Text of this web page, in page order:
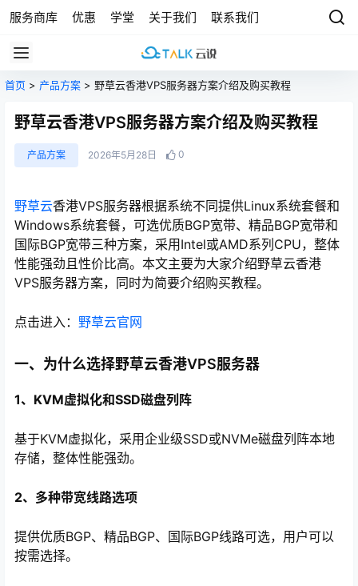
服务商库 优惠 学堂 关于我们 联系我们
首页 > 产品方案 > 野草云香港VPS服务器方案介绍及购买教程
野草云香港VPS服务器方案介绍及购买教程
产品方案 2026年5月28日 0
野草云香港VPS服务器根据系统不同提供Linux系统套餐和
Windows系统套餐，可选优质BGP宽带、精品BGP宽带和
国际BGP宽带三种方案，采用Intel或AMD系列CPU，整体
性能强劲且性价比高。本文主要为大家介绍野草云香港
VPS服务器方案，同时为简要介绍购买教程。
点击进入： 野草云官网
一、为什么选择野草云香港VPS服务器
1、KVM虚拟化和SSD磁盘列阵
基于KVM虚拟化，采用企业级SSD或NVMe磁盘列阵本地
存储，整体性能强劲。
2、多种带宽线路选项
提供优质BGP、精品BGP、国际BGP线路可选，用户可以
按需选择。